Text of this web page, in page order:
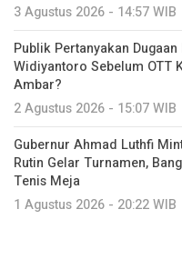
3 Agustus 2026 - 14:57 WIB
Publik Pertanyakan
Widiyantoro Sebelum OTT
Ambar?
2 Agustus 2026 - 15:07 WIB
Gubernur Ahmad Luthfi
Rutin Gelar Turnamen,
Tenis Meja
1 Agustus 2026 - 20:22 WIB